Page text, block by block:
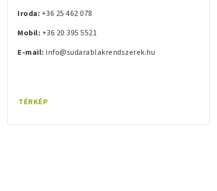
Iroda: +36 25 462 078
Mobil: +36 20 395 5521
E-mail: info@sudarablakrendszerek.hu
TÉRKÉP